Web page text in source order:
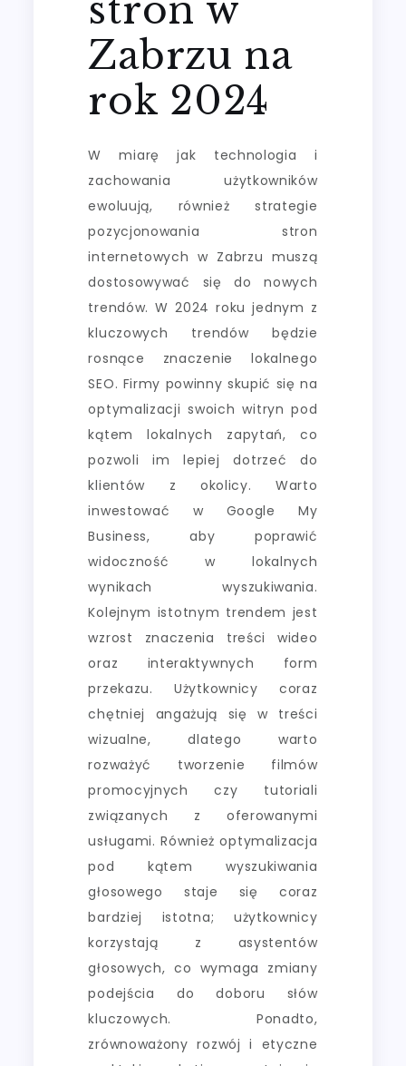
stron w
Zabrzu na
rok 2024
W miarę jak technologia i
zachowania użytkowników
ewoluują, również strategie
pozycjonowania stron
internetowych w Zabrzu muszą
dostosowywać się do nowych
trendów. W 2024 roku jednym z
kluczowych trendów będzie
rosnące znaczenie lokalnego
SEO. Firmy powinny skupić się na
optymalizacji swoich witryn pod
kątem lokalnych zapytań, co
pozwoli im lepiej dotrzeć do
klientów z okolicy. Warto
inwestować w Google My
Business, aby poprawić
widoczność w lokalnych
wynikach wyszukiwania.
Kolejnym istotnym trendem jest
wzrost znaczenia treści wideo
oraz interaktywnych form
przekazu. Użytkownicy coraz
chętniej angażują się w treści
wizualne, dlatego warto
rozważyć tworzenie filmów
promocyjnych czy tutoriali
związanych z oferowanymi
usługami. Również optymalizacja
pod kątem wyszukiwania
głosowego staje się coraz
bardziej istotna; użytkownicy
korzystają z asystentów
głosowych, co wymaga zmiany
podejścia do doboru słów
kluczowych. Ponadto,
zrównoważony rozwój i etyczne